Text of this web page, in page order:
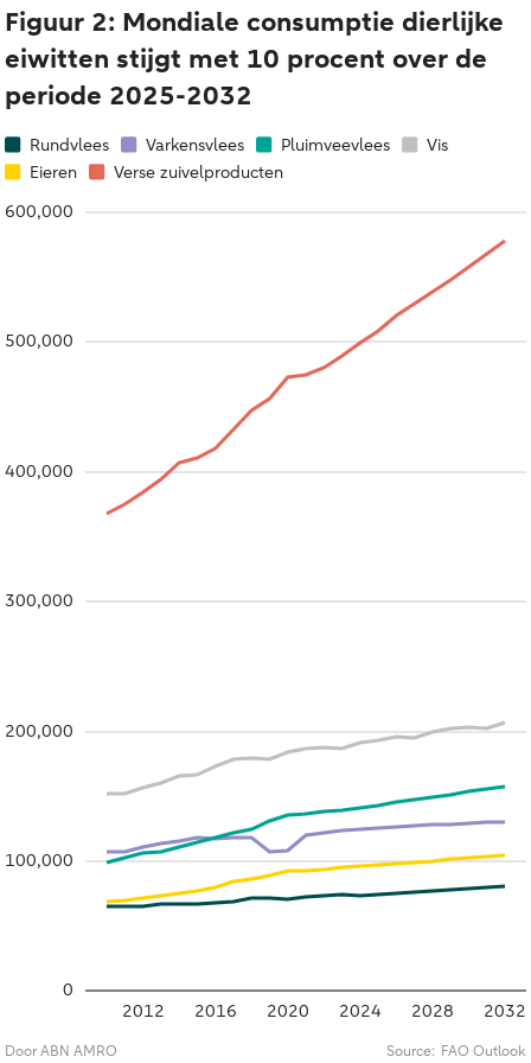
Figuur 2: Mondiale consumptie dierlijke
eiwitten stijgt met 10 procent over de
periode 2025-2032
Rundvlees Varkensvlees Pluimveevlees
Vis
Eieren
Verse zuivelproducten
2032
2028
2024
2020
2016
2012
0
100,000
200,000
300,000
400,000
500,000
600,000
Source: FAO Outlook
Door ABN AMRO